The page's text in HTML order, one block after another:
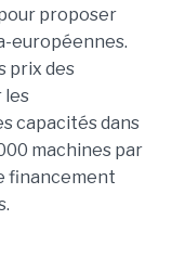
proposer
européennes.
prix des
les
capacités dans
machines par
financement